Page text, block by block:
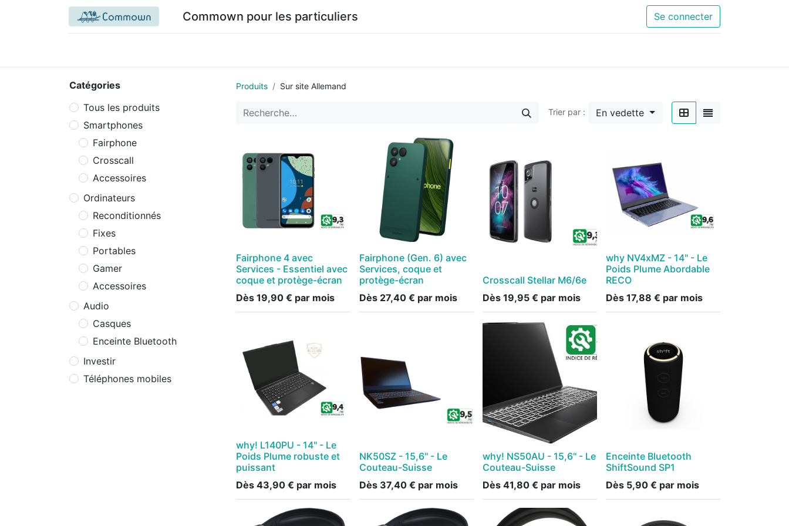
Commown pour les particuliers Se connecter
Catégories
Tous les produits
Smartphones
Fairphone
Crosscall
Accessoires
Ordinateurs
Reconditionnés
Fixes
Portables
Gamer
Accessoires
Audio
Casques
Enceinte Bluetooth
Investir
Téléphones mobiles
Produits Sur site Allemand
Trier par : En vedette
Fairphone 4 avec
Services - Essentiel avec
coque et protège-écran
Dès 19,90 € par mois
Fairphone (Gen. 6) avec
Services, coque et
protège-écran
Dès 27,40 € par mois
Crosscall Stellar M6/6e
Dès 19,95 € par mois
why NV4xMZ - 14" - Le
Poids Plume Abordable
RECO
Dès 17,88 € par mois
why! L140PU - 14'' - Le
Poids Plume robuste et
puissant
Dès 43,90 € par mois
NK50SZ - 15,6'' - Le
Couteau-Suisse
Dès 37,40 € par mois
why! NS50AU - 15,6'' - Le
Couteau-Suisse
Dès 41,80 € par mois
Enceinte Bluetooth
ShiftSound SP1
Dès 5,90 € par mois